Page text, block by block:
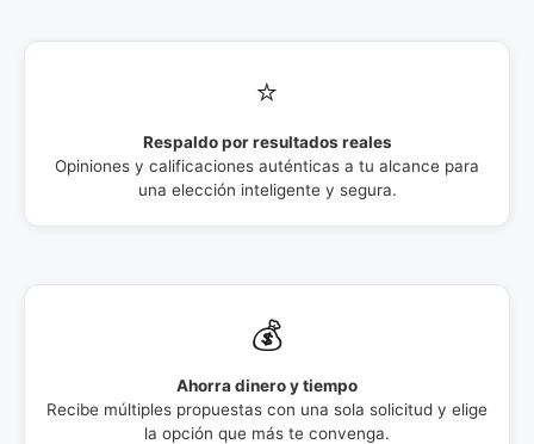
⭐
Respaldo por resultados reales
Opiniones y calificaciones auténticas a tu alcance para
una elección inteligente y segura.
💰
Ahorra dinero y tiempo
Recibe múltiples propuestas con una sola solicitud y elige
la opción que más te convenga.